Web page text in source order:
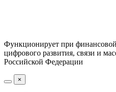
Функционирует при
цифрового развития, связи и
Российской Федерации
×